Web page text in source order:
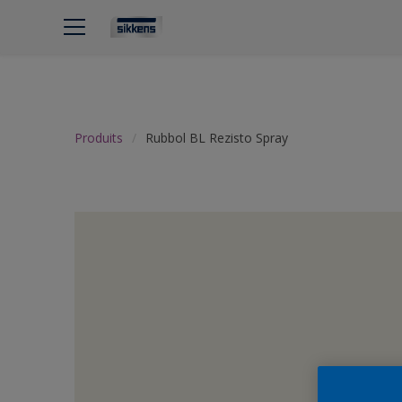
Produits Rubbol BL Rezisto Spray